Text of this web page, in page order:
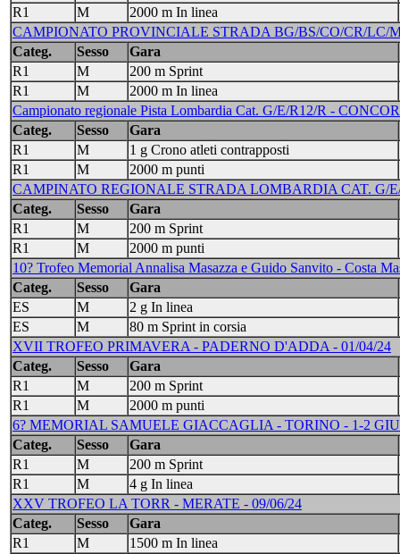
R1
M
2000 m In linea
CAMPIONATO PROVINCIALE STRADA BG/BS/CO/CR/LC/
Categ.
Sesso
Gara
R1
M
200 m Sprint
R1
M
2000 m In linea
Campionato regionale Pista Lombardia Cat. G/E/R12/R -
Categ.
Sesso
Gara
R1
M
1 g Crono atleti contrapposti
R1
M
2000 m punti
CAMPINATO REGIONALE STRADA LOMBARDIA CAT. G/
Categ.
Sesso
Gara
R1
M
200 m Sprint
R1
M
2000 m punti
10? Trofeo Memorial Annalisa Masazza e Guido Sanvito - Costa
Categ.
Sesso
Gara
ES
M
2 g In linea
ES
M
80 m Sprint in corsia
XVII TROFEO PRIMAVERA - PADERNO D'ADDA - 01/04/24
Categ.
Sesso
Gara
R1
M
200 m Sprint
R1
M
2000 m punti
6? MEMORIAL SAMUELE GIACCAGLIA - TORINO - 1-2
Categ.
Sesso
Gara
R1
M
200 m Sprint
R1
M
4 g In linea
XXV TROFEO LA TORR - MERATE - 09/06/24
Categ.
Sesso
Gara
R1
M
1500 m In linea